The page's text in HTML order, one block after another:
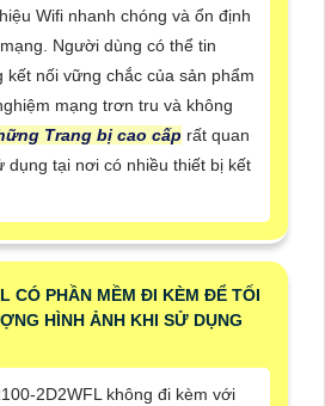
Wifi nhanh chóng và ổn định
Người dùng có thể tin
kết nối vững chắc của sản phẩm
mạng trơn tru và không
Trang bị cao cấp rất quan
dụng tại nơi có nhiều thiết bị kết
CÓ PHẦN MỀM ĐI KÈM ĐỂ TỐI
HÌNH ẢNH KHI SỬ DỤNG
2D2WFL không đi kèm với